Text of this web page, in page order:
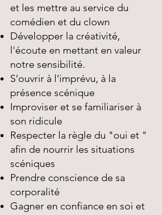
et les mettre au service du
comédien et du clown
Développer la créativité,
l'écoute en mettant en valeur
notre sensibilité.
S’ouvrir à l’imprévu, à la
présence scénique
Improviser et se familiariser à
son ridicule
Respecter la règle du "oui et "
afin de nourrir les situations
scéniques
Prendre conscience de sa
corporalité
Gagner en confiance en soi et